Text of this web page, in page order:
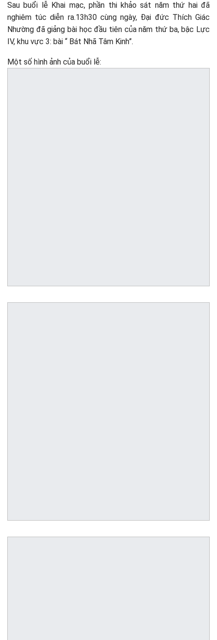
Sau buổi lễ Khai mạc, phần thi khảo sát năm thứ hai đã
nghiêm túc diễn ra.13h30 cùng ngày, Đại đức Thích Giác
Nhường đã giảng bài học đầu tiên của năm thứ ba, bậc Lực
IV, khu vực 3: bài “ Bát Nhã Tâm Kinh”.
Một số hình ảnh của buổi lễ: